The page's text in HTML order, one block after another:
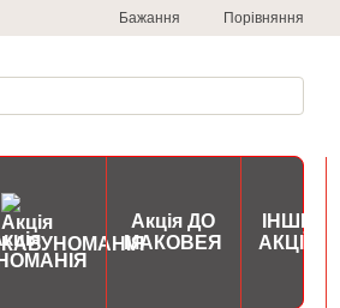
Бажання Порівняння
Акція ДО
МАКОВЕЯ
ІНШІ
АКЦІЇ